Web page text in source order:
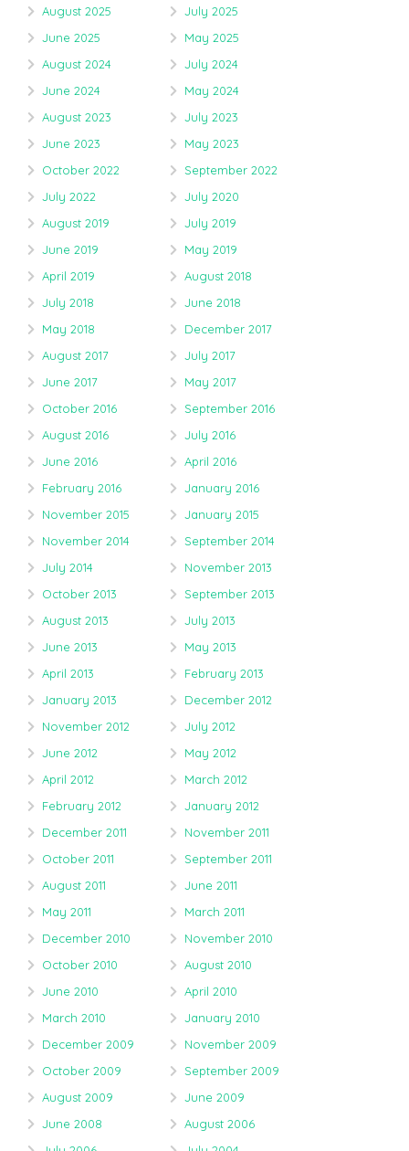
August 2025
July 2025
June 2025
May 2025
August 2024
July 2024
June 2024
May 2024
August 2023
July 2023
June 2023
May 2023
October 2022
September 2022
July 2022
July 2020
August 2019
July 2019
June 2019
May 2019
April 2019
August 2018
July 2018
June 2018
May 2018
December 2017
August 2017
July 2017
June 2017
May 2017
October 2016
September 2016
August 2016
July 2016
June 2016
April 2016
February 2016
January 2016
November 2015
January 2015
November 2014
September 2014
July 2014
November 2013
October 2013
September 2013
August 2013
July 2013
June 2013
May 2013
April 2013
February 2013
January 2013
December 2012
November 2012
July 2012
June 2012
May 2012
April 2012
March 2012
February 2012
January 2012
December 2011
November 2011
October 2011
September 2011
August 2011
June 2011
May 2011
March 2011
December 2010
November 2010
October 2010
August 2010
June 2010
April 2010
March 2010
January 2010
December 2009
November 2009
October 2009
September 2009
August 2009
June 2009
June 2008
August 2006